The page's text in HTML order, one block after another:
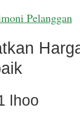
Pelanggan
lhoo